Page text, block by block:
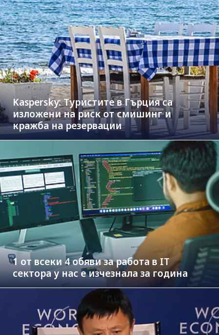
Kaspersky: Туристите в Гърция са
изложени на риск от смишинг и
кражба на резервации
1 от всеки 4 обяви за работа в IT
сектора у нас е изчезнала за година